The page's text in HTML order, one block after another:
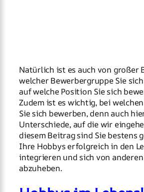
Natürlich ist es auch von großer
welcher Bewerbergruppe Sie
auf welche Position Sie sich
Zudem ist es wichtig, bei
Sie sich bewerben, denn auch
Unterschiede, auf die wir
diesem Beitrag sind Sie bestens
Ihre Hobbys erfolgreich in den
integrieren und sich von
abzuheben.